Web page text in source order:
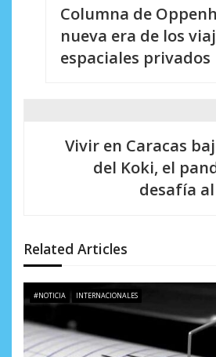
n
d
e
e
Columna de
nueva era de los
espaciales privados
Vivir en Caracas
del Koki, el
desafía
Related Articles
#NOTICIA INTERNACIONALES